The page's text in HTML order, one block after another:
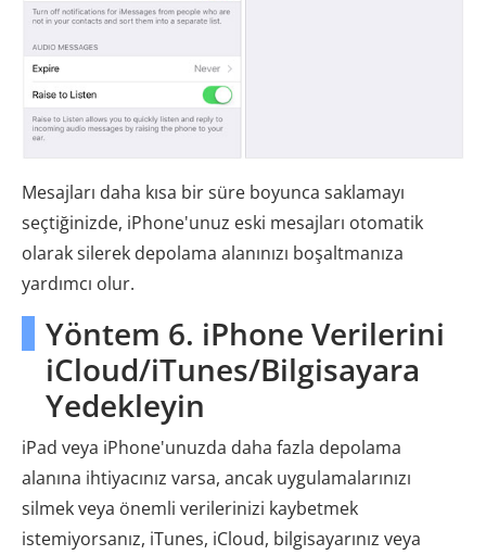
Mesajları daha kısa bir süre boyunca saklamayı
seçtiğinizde, iPhone'unuz eski mesajları otomatik
olarak silerek depolama alanınızı boşaltmanıza
yardımcı olur.
Yöntem 6. iPhone Verilerini
iCloud/iTunes/Bilgisayara
Yedekleyin
iPad veya iPhone'unuzda daha fazla depolama
alanına ihtiyacınız varsa, ancak uygulamalarınızı
silmek veya önemli verilerinizi kaybetmek
istemiyorsanız, iTunes, iCloud, bilgisayarınız veya